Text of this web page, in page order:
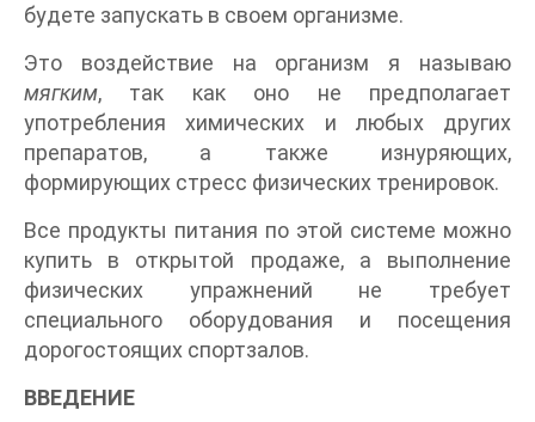
будете запускать в своем организме.
Это воздействие на организм я называю
мягким, так как оно не предполагает
употребления химических и любых других
препаратов, а также изнуряющих,
формирующих стресс физических тренировок.
Все продукты питания по этой системе можно
купить в открытой продаже, а выполнение
физических упражнений не требует
специального оборудования и посещения
дорогостоящих спортзалов.
ВВЕДЕНИЕ